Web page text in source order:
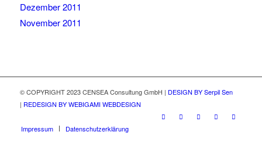
Dezember 2011
November 2011
© COPYRIGHT 2023 CENSEA Consultung GmbH | DESIGN BY Serpil Sen
| REDESIGN BY WEBIGAMI WEBDESIGN
Impressum Datenschutzerklärung